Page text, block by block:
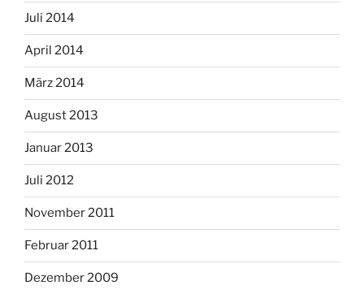
Juli 2014
April 2014
März 2014
August 2013
Januar 2013
Juli 2012
November 2011
Februar 2011
Dezember 2009